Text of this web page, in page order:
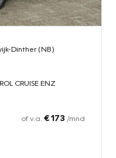
Dinther (NB)
CRUISE ENZ
of v.a. € 173 /mnd